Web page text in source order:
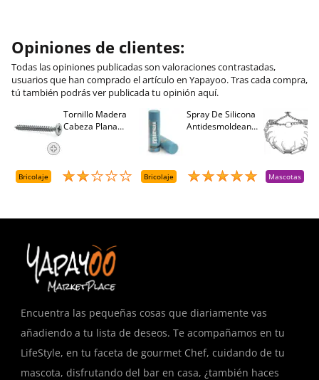
Opiniones de clientes:
Todas las opiniones publicadas son valoraciones contrastadas,
usuarios que han comprado el artículo en Yapayoo. Tras cada compra,
tú también podrás ver publicada tu opinión aquí.
Tornillo Madera
Cabeza Plana
Bricolaje
Spray De Silicona
Antidesmoldeante
Bricolaje Mascotas
Encuentra las pequeñas cosas que diariamente vas
añadiendo a tu lista de deseos. Te acompañamos en tu
LifeStyle, en tu faceta de gourmet Chef, cuidando de tu
mascota, disfrutando del bar en casa, ¿también haces